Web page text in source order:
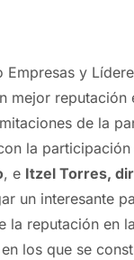
Empresas y
mejor
de la
la participación
, e Itzel Torres,
un interesante
la reputación en
los que se